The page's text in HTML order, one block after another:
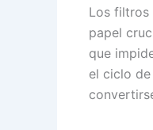
Los filtros
papel
que
el ciclo